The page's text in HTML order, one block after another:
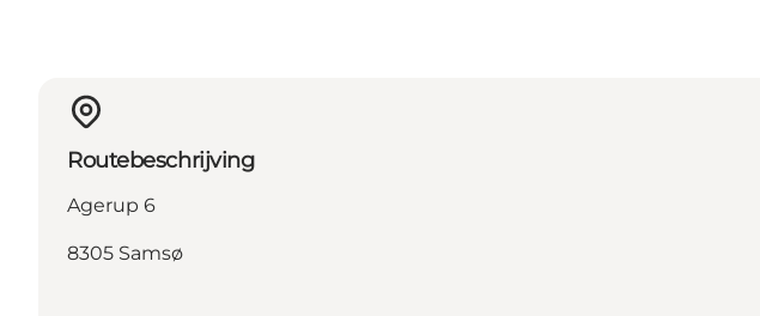
Routebeschrijving
Agerup 6
8305 Samsø